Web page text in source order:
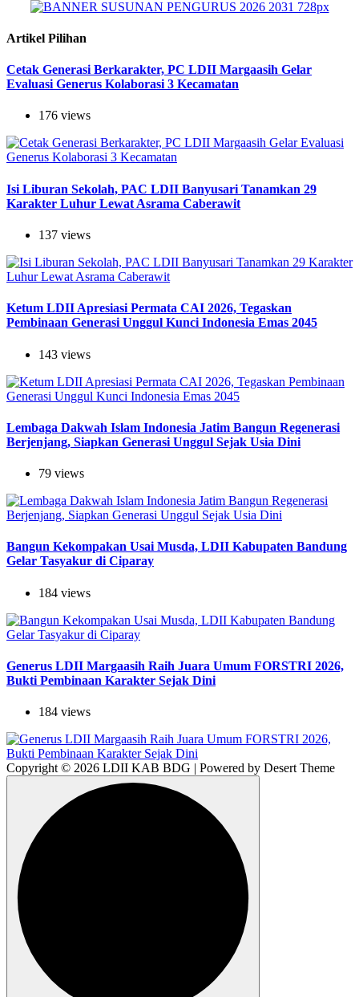
Artikel Pilihan
Cetak Generasi Berkarakter, PC LDII Margaasih Gelar
Evaluasi Generus Kolaborasi 3 Kecamatan
176 views
Isi Liburan Sekolah, PAC LDII Banyusari Tanamkan 29
Karakter Luhur Lewat Asrama Caberawit
137 views
Ketum LDII Apresiasi Permata CAI 2026, Tegaskan
Pembinaan Generasi Unggul Kunci Indonesia Emas 2045
143 views
Lembaga Dakwah Islam Indonesia Jatim Bangun Regenerasi
Berjenjang, Siapkan Generasi Unggul Sejak Usia Dini
79 views
Bangun Kekompakan Usai Musda, LDII Kabupaten Bandung
Gelar Tasyakur di Ciparay
184 views
Generus LDII Margaasih Raih Juara Umum FORSTRI 2026,
Bukti Pembinaan Karakter Sejak Dini
184 views
Copyright © 2026 LDII KAB BDG | Powered by Desert Theme